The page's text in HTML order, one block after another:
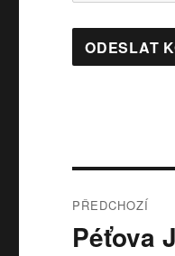
pro
PŘEDCHOZÍ
Předchozí
Péťova